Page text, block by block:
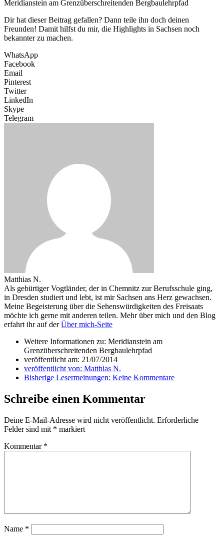
Meridianstein am Grenzüberschreitenden Bergbaulehrpfad
Dir hat dieser Beitrag gefallen? Dann teile ihn doch deinen
Freunden! Damit hilfst du mir, die Highlights in Sachsen noch
bekannter zu machen.
WhatsApp
Facebook
Email
Pinterest
Twitter
LinkedIn
Skype
Telegram
Matthias N.
Als gebürtiger Vogtländer, der in Chemnitz zur Berufsschule ging,
in Dresden studiert und lebt, ist mir Sachsen ans Herz gewachsen.
Meine Begeisterung über die Sehenswürdigkeiten des Freisaats
möchte ich gerne mit anderen teilen. Mehr über mich und den Blog
erfahrt ihr auf derÜber mich-Seite
Weitere Informationen zu: Meridianstein am
Grenzüberschreitenden Bergbaulehrpfad
veröffentlicht am: 21/07/2014
veröffentlicht von: Matthias N.
Bisherige Lesermeinungen: Keine Kommentare
Schreibe einen Kommentar
Deine E-Mail-Adresse wird nicht veröffentlicht. Erforderliche
Felder sind mit * markiert
Kommentar *
Name *